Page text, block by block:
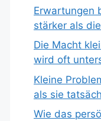
Erwartungen
stärker als
Die Macht
wird oft
Kleine
als sie
Wie das